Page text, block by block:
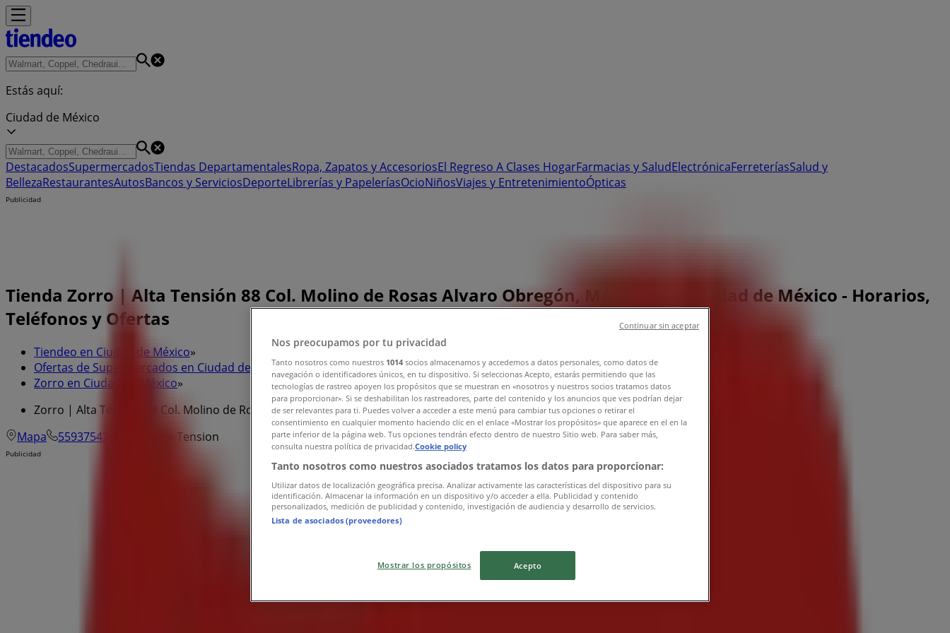
Estás aquí:
Ciudad de México
DestacadosSupermercadosTiendas DepartamentalesRopa, Zapatos y AccesoriosEl Regreso A Clases HogarFarmacias y SaludElectrónicaFerreteríasSalud y
BellezaRestaurantesAutosBancos y ServiciosDeporteLibrerías y PapeleríasOcioNiñosViajes y EntretenimientoÓpticas
Publicidad
Tienda Zorro | Alta Tensión 88 Col. Molino de Rosas Alvaro Obregón, México D.F., Ciudad de México - Horarios,
Teléfonos y Ofertas
Tiendeo en Ciudad de México»
Ofertas de Supermercados en Ciudad de México»
Zorro en Ciudad de México»
Zorro | Alta Tensión 88 Col. Molino de Rosas Alvaro Obregón, México D.F.
Mapa
55937542 Zorro Alta Tension
Publicidad
Nos preocupamos por tu privacidad
Tanto nosotros como nuestros 1014 socios almacenamos y accedemos a datos personales, como datos de
navegación o identificadores únicos, en tu dispositivo. Si seleccionas Acepto, estarás permitiendo que las
tecnologías de rastreo apoyen los propósitos que se muestran en «nosotros y nuestros socios tratamos datos
para proporcionar». Si se deshabilitan los rastreadores, parte del contenido y los anuncios que ves podrían dejar
de ser relevantes para ti. Puedes volver a acceder a este menú para cambiar tus opciones o retirar el
consentimiento en cualquier momento haciendo clic en el enlace «Mostrar los propósitos» que aparece en el en la
parte inferior de la página web. Tus opciones tendrán efecto dentro de nuestro Sitio web. Para saber más,
consulta nuestra política de privacidad.Cookie policy
Tanto nosotros como nuestros asociados tratamos los datos para proporcionar:
Utilizar datos de localización geográfica precisa. Analizar activamente las características del dispositivo para su
identificación. Almacenar la información en un dispositivo y/o acceder a ella. Publicidad y contenido
personalizados, medición de publicidad y contenido, investigación de audiencia y desarrollo de servicios.
Lista de asociados (proveedores)
Mostrar los propósitos Acepto
Continuar sin aceptar